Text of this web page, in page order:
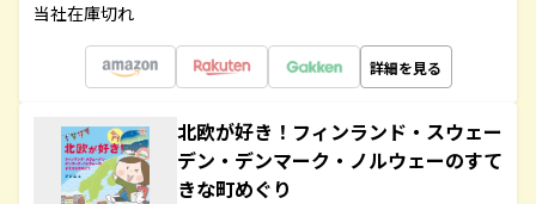
当社在庫切れ
詳細を見る
北欧が好き！フィンランド・スウェー
デン・デンマーク・ノルウェーのすて
きな町めぐり